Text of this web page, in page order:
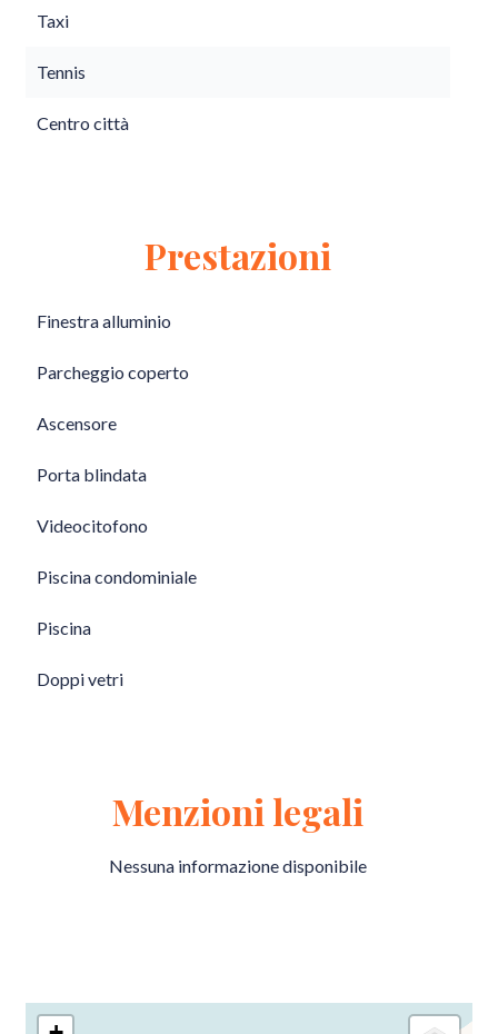
Taxi
Tennis
Centro città
Prestazioni
Finestra alluminio
Parcheggio coperto
Ascensore
Porta blindata
Videocitofono
Piscina condominiale
Piscina
Doppi vetri
Menzioni legali
Nessuna informazione disponibile